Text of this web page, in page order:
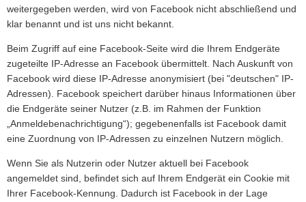
weitergegeben werden, wird von Facebook nicht abschließend und
klar benannt und ist uns nicht bekannt.
Beim Zugriff auf eine Facebook-Seite wird die Ihrem Endgeräte
zugeteilte IP-Adresse an Facebook übermittelt. Nach Auskunft von
Facebook wird diese IP-Adresse anonymisiert (bei "deutschen" IP-
Adressen). Facebook speichert darüber hinaus Informationen über
die Endgeräte seiner Nutzer (z.B. im Rahmen der Funktion
„Anmeldebenachrichtigung“); gegebenenfalls ist Facebook damit
eine Zuordnung von IP-Adressen zu einzelnen Nutzern möglich.
Wenn Sie als Nutzerin oder Nutzer aktuell bei Facebook
angemeldet sind, befindet sich auf Ihrem Endgerät ein Cookie mit
Ihrer Facebook-Kennung. Dadurch ist Facebook in der Lage